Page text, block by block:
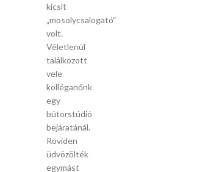
kicsit
„mosolycsalogató“
volt.
Véletlenül
találkozott
vele
kolléganőnk
egy
bútorstúdió
bejáratánál.
Röviden
üdvözölték
egymást